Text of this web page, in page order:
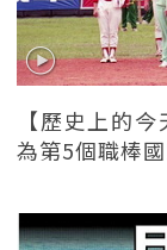
【歷史上的
為第5個職棒